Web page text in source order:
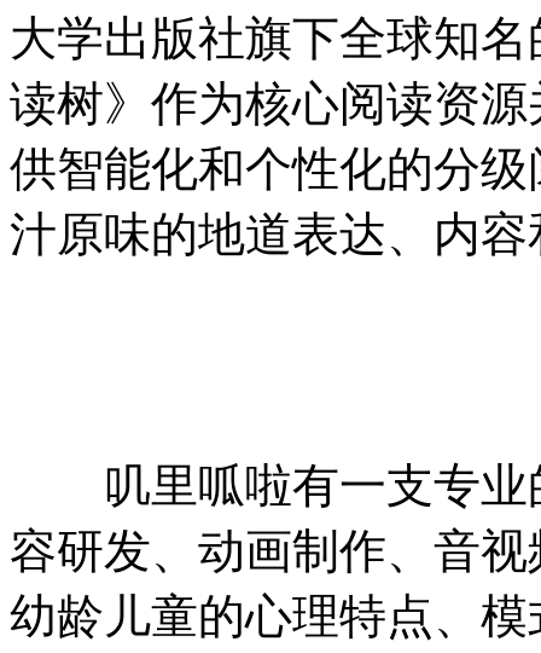
大学出版社旗下全球知
读树》作为核心阅读资
供智能化和个性化的分
汁原味的地道表达、内
叽里呱啦有一支专业
容研发、动画制作、音
幼龄儿童的心理特点、